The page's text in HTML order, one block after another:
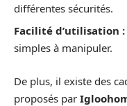
différentes sécurités.
Facilité d’utilisation :
simples à manipuler.
De plus, il existe des
proposés par